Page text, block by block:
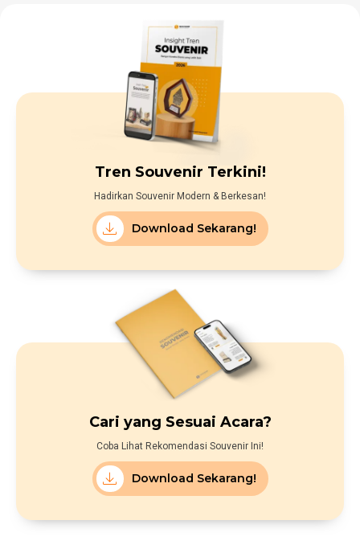
Tren Souvenir Terkini!
Hadirkan Souvenir Modern & Berkesan!
Download Sekarang!
Cari yang Sesuai Acara?
Coba Lihat Rekomendasi Souvenir Ini!
Download Sekarang!